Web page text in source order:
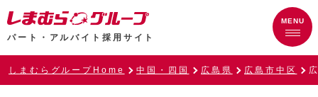
パート・アルバイト採用サイト
しまむらグループHome 中国・四国 広島県 広島市中区